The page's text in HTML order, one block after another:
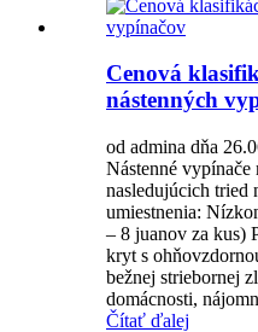
Cenová
nástenných
od admina dňa
Nástenné
nasledujúcich tried
umiestnenia:
– 8 juanov za kus)
kryt s
bežnej striebornej
domácnosti,
Čítať ďalej